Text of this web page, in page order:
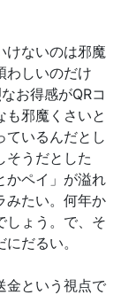
けないのは邪魔
わしいのだけ
お得感がQRコ
も邪魔くさいと
ているんだとし
そうだとした
かペイ」が溢れ
みたい。何年か
しょう。で、そ
だるい。
金という視点で